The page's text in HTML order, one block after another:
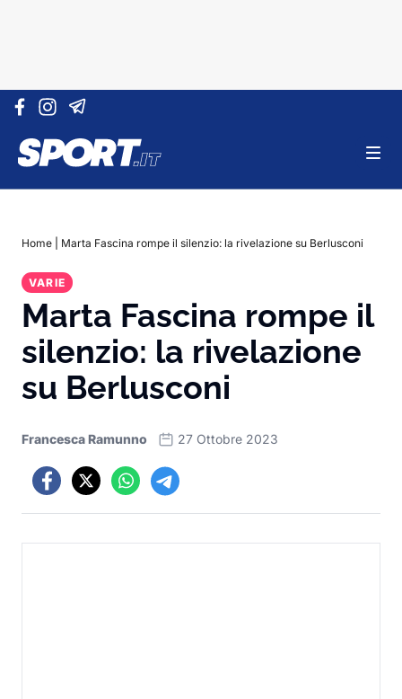
Vai al contenuto
Home Marta Fascina rompe il silenzio: la rivelazione su Berlusconi
VARIE
Marta Fascina rompe il
silenzio: la rivelazione
su Berlusconi
Francesca Ramunno 27 Ottobre 2023